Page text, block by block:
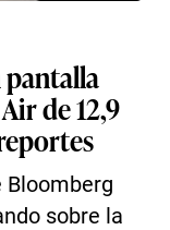
pantalla
de 12,9
Bloomberg
sobre la